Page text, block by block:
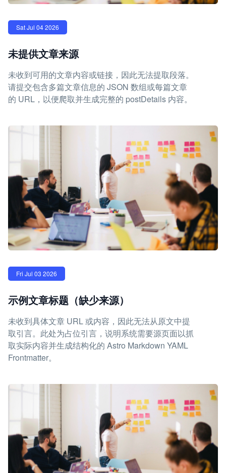
Sat Jul 04 2026
未提供文章来源
未收到可用的文章内容或链接，因此无法提取段落。
请提交包含多篇文章信息的 JSON 数组或每篇文章
的 URL，以便爬取并生成完整的 postDetails 内容。
Fri Jul 03 2026
示例文章标题（缺少来源）
未收到具体文章 URL 或内容，因此无法从原文中提
取引言。此处为占位引言，说明系统需要源页面以抓
取实际内容并生成结构化的 Astro Markdown YAML
Frontmatter。